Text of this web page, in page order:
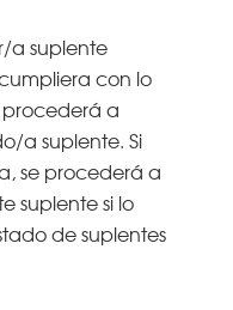
a suplente
con lo
a
a suplente. Si
se procederá a
suplente si lo
de suplentes